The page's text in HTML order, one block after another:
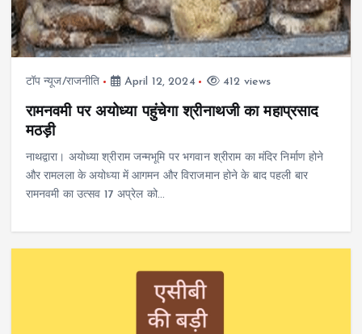
टॉप न्यूज/राजनीति April 12, 2024 412 views
रामनवमी पर अयोध्या पहुंचेगा श्रीनाथजी का महाप्रसाद
मठड़ी
नाथद्वारा। अयोध्या श्रीराम जन्मभूमि पर भगवान श्रीराम का मंदिर निर्माण होने
और रामलला के अयोध्या में आगमन और विराजमान होने के बाद पहली बार
रामनवमी का उत्सव 17 अप्रेल को…